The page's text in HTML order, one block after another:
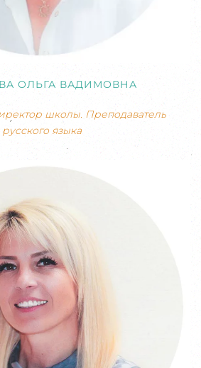
ОЛЬГА ВАДИМОВНА
школы. Преподаватель
русского языка